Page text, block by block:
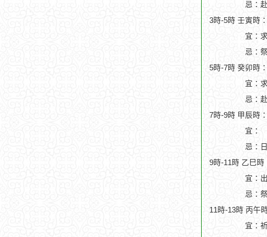
忌：
3時-5時 壬寅時
宜：
忌：
5時-7時 癸卯時
宜：
忌：
7時-9時 甲辰時
宜：
忌：
9時-11時 乙巳
宜：
忌：
11時-13時 丙午
宜：